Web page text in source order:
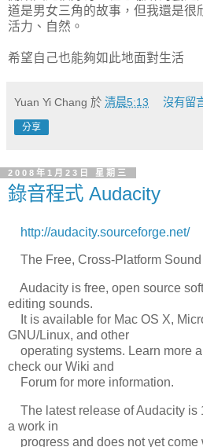
道是男女三角的故事，但我還是很
活力、自然。
希望自己也能夠如此地面對生活
Yuan Yi Chang 於 清晨5:13 沒有留
分享
2008年1月23日 星期三
錄音程式 Audacity
http://audacity.sourceforge.net/
The Free, Cross-Platform
Audacity is free, open source
editing sounds.
It is available for Mac OS X,
GNU/Linux, and other
operating systems. Learn more
check our Wiki and
Forum for more information.
The latest release of Audacity is
a work in
progress and does not yet come